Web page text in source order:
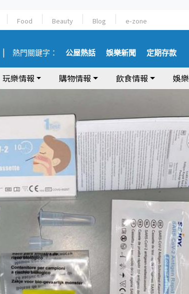
Food Beauty Blog e-zone
熱門關鍵字： 公屋熱話 娛樂新聞 定期存款
玩樂情報 購物情報 飲食情報 娛樂